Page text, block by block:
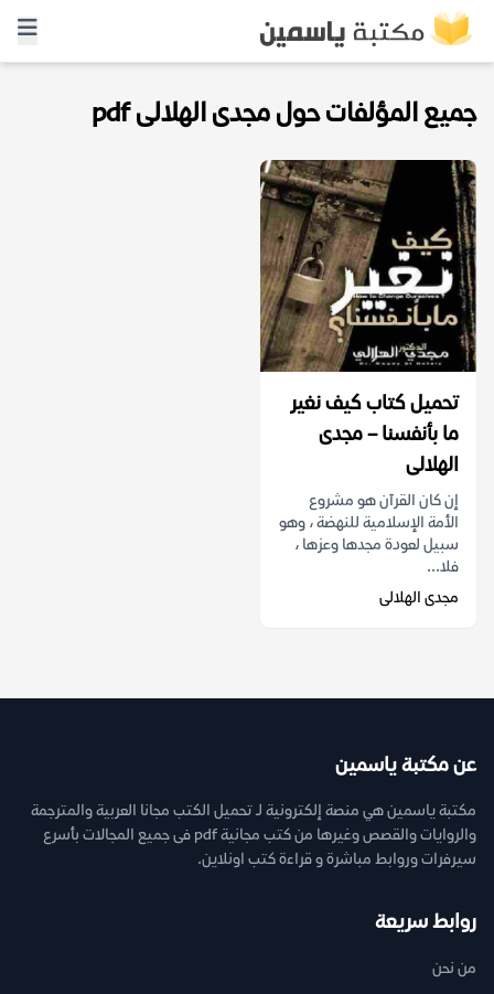
جميع المؤلفات حول مجدى الهلالى pdf
تحميل كتاب كيف نغير
ما بأنفسنا – مجدى
الهلالى
إن كان القرآن هو مشروع
الأمة الإسلامية للنهضة ، وهو
سبيل لعودة مجدها وعزها ،
فلا...
مجدى الهلالى
عن مكتبة ياسمين
مكتبة ياسمين هي منصة إلكترونية لـ تحميل الكتب مجانا العربية والمترجمة
والروايات والقصص وغيرها من كتب مجانية pdf فى جميع المجالات بأسرع
سيرفرات وروابط مباشرة و قراءة كتب اونلاين.
روابط سريعة
من نحن